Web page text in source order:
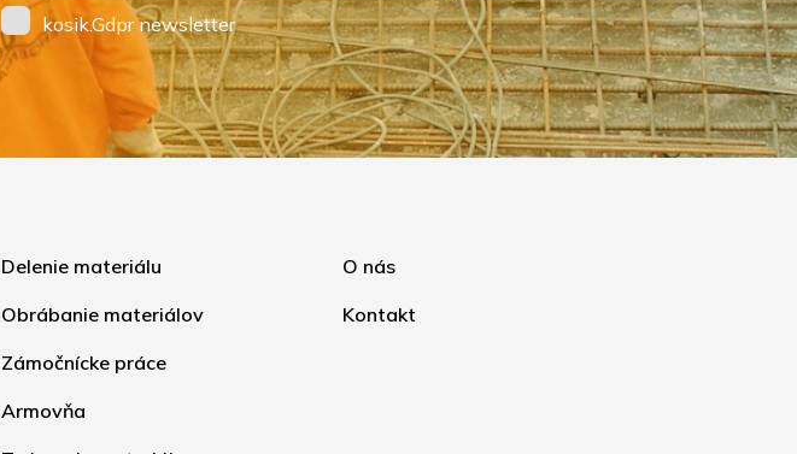
kosik.Gdpr newsletter
Delenie materiálu
Obrábanie materiálov
Zámočnícke práce
Armovňa
O nás
Kontakt